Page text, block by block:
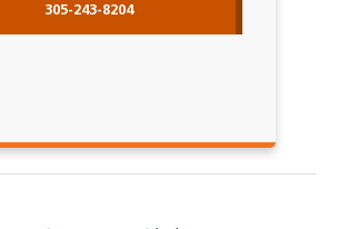
305-243-8204